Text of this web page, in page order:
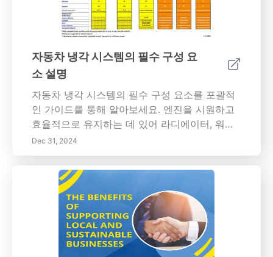
정 내용 개요: 아이젠하워 매트릭스를 통해 효과
적인 시간 관리의 잠재력을 발휘해주세요! 이 유
명한 도구는 작업을 네 가지 주요 사분면— 긴급
하고 중요한 작업, 중요하지만 긴급하지 않은 작
업, 긴급하지만 중요하지 않은 작업, 그리고 긴급
하지도 중요하지도 않은 작업으로 분류하는 데
도움을 줍니다. 작업의 우선 순위를 정하는 방법
을 이해함으로써 생산성을 높이고 스트레스를
최소화할 수 있습니다. 명확한 목표 및 기한 설
정, 시간 차단 기술 활용 및 전략 지속 검토를 포
함하여 매트릭스를 일상 생활에 도입하는 실용
적인 단계를 탐색해 보세요. 효율적인 의사 결정
및 개인 책임에 대한 귀중한 통찰력을 얻을 수 있
습니다. 바쁜 직장인이나 개인 작업을 더 잘 관리
하고자 하는 경우에도 아이젠하워 매트릭스는
목표를 달성하고 전반적인 효율성을 향상시킬
수 있는 체계적인 접근 방식을 제공합니다. 압도
자동차 냉각 시스템의 필수 구성 요
소 설명
자동차 냉각 시스템의 필수 구성 요소를 포괄적
인 가이드를 통해 알아보세요. 엔진을 시원하고
효율적으로 유지하는 데 있어 라디에이터, 워터
펌프, 서모스탯, 호스의 중요한 역할에 대해 배워
보세요. 과열 및 엔진 손상을 방지하기 위한 냉각
제 세척 및 점검을 포함한 정기적인 유지보수의
중요성을 알아보세요. 다양한 유형의 냉각제, 잠
재적인 고장의 징후 및 실용적인 유지보수 팁으
로 깊이 들어가 보세요. 자동차 애호가든 차량 소
유자든, 이 기사는 차량 냉각 시스템의 수명과 신
뢰성을 보장하는 데 도움이 되는 귀중한 통찰력
Dec 31, 2024